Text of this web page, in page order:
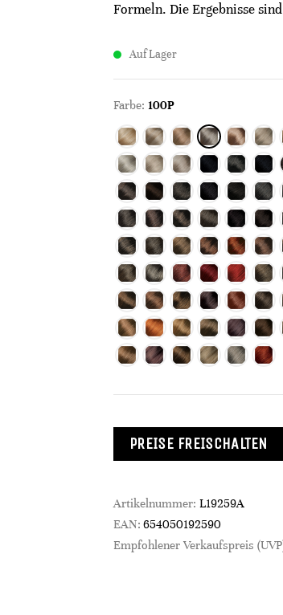
Formeln. Die Ergebnisse
Auf Lager
Farbe: 100P
PREISE FREISCHALTEN
Artikelnummer: L19259A
EAN: 654050192590
Empfohlener Verkaufspreis